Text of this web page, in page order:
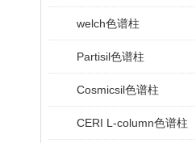
welch色谱柱
Partisil色谱柱
Cosmicsil色谱柱
CERI L-column色谱柱